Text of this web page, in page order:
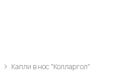
Капли в нос "Колларгол"